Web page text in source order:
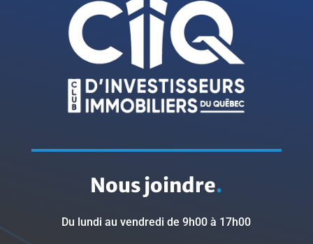
Nous joindre.
Du lundi au vendredi de 9h00 à 17h00